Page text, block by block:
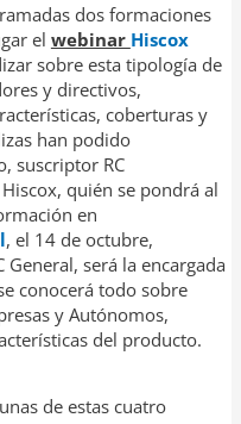
dos formaciones
el webinar Hiscox
sobre esta tipología de
y directivos,
coberturas y
han podido
suscriptor RC
quién se pondrá al
en
, el 14 de octubre,
será la encargada
conocerá todo sobre
y Autónomos,
del producto.
de estas cuatro